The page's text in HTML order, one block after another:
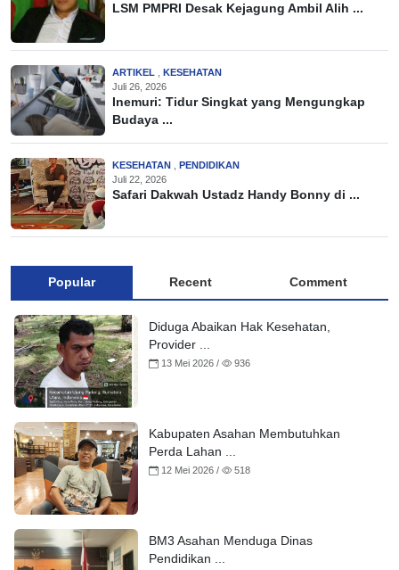
LSM PMPRI Desak Kejagung Ambil Alih ...
ARTIKEL
KESEHATAN
Juli 26, 2026
Inemuri: Tidur Singkat yang Mengungkap
Budaya ...
KESEHATAN , PENDIDIKAN
Juli 22, 2026
Safari Dakwah Ustadz Handy Bonny di ...
Popular Recent Comment
Diduga Abaikan Hak Kesehatan,
Provider ...
13 Mei 2026 / 936
Kabupaten Asahan Membutuhkan
Perda Lahan ...
12 Mei 2026 / 518
BM3 Asahan Menduga Dinas
Pendidikan ...